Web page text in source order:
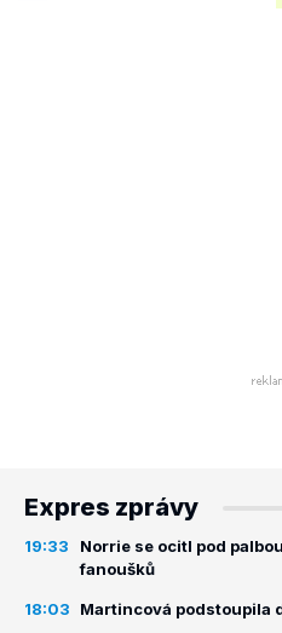
Expres zprávy
19:33
Norrie se ocitl pod
fanoušků
18:03 Martincová podstoupila